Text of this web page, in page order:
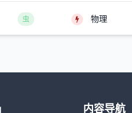
虫 物理
内容导航